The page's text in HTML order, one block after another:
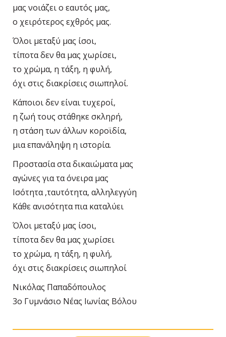
μας νοιάζει ο εαυτός μας,
ο χειρότερος εχθρός μας.
Όλοι μεταξύ μας ίσοι,
τίποτα δεν θα μας χωρίσει,
το χρώμα, η τάξη, η φυλή,
όχι στις διακρίσεις σιωπηλοί.
Κάποιοι δεν είναι τυχεροί,
η ζωή τους στάθηκε σκληρή,
η στάση των άλλων κοροϊδία,
μια επανάληψη η ιστορία.
Προστασία στα δικαιώματα μας
αγώνες για τα όνειρα μας
Ισότητα ,ταυτότητα, αλληλεγγύη
Κάθε ανισότητα πια καταλύει
Όλοι μεταξύ μας ίσοι,
τίποτα δεν θα μας χωρίσει
το χρώμα, η τάξη, η φυλή,
όχι στις διακρίσεις σιωπηλοί
Νικόλας Παπαδόπουλος
3ο Γυμνάσιο Νέας Ιωνίας Βόλου